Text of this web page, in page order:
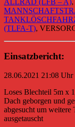
ALLRAD (LFB – A),
(TLFA-T),
Einsatzbericht:
28.06.2021 21:08 Uhr
Loses Blechteil 5m x
Dach geborgen und
abgesucht um weitere
ausgetauscht